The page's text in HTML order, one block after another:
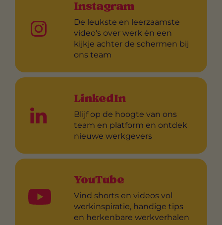
Instagram
De leukste en leerzaamste
video's over werk én een
kijkje achter de schermen bij
ons team
LinkedIn
Blijf op de hoogte van ons
team en platform en ontdek
nieuwe werkgevers
YouTube
Vind shorts en videos vol
werkinspiratie, handige tips
en herkenbare werkverhalen